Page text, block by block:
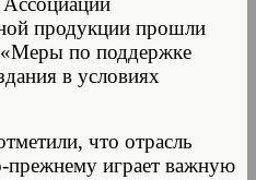
продукции прошли
по поддержке
в условиях
что отрасль
играет важную